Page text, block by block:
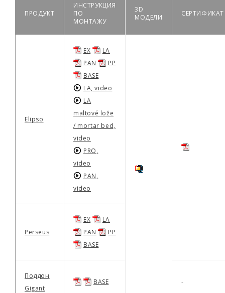
ПРОДУКТ
ИНСТРУКЦИЯ
ПО
МОНТАЖУ
3D
МОДЕЛИ
СЕРТИФИКАТ
Elipso
EX
LA
PAN
PP
BASE
LA, video
LA
maltové lože
/ mortar bed,
video
PRO,
video
PAN,
video
Perseus
EX
LA
PAN
PP
BASE
Поддон
Gigant
BASE -